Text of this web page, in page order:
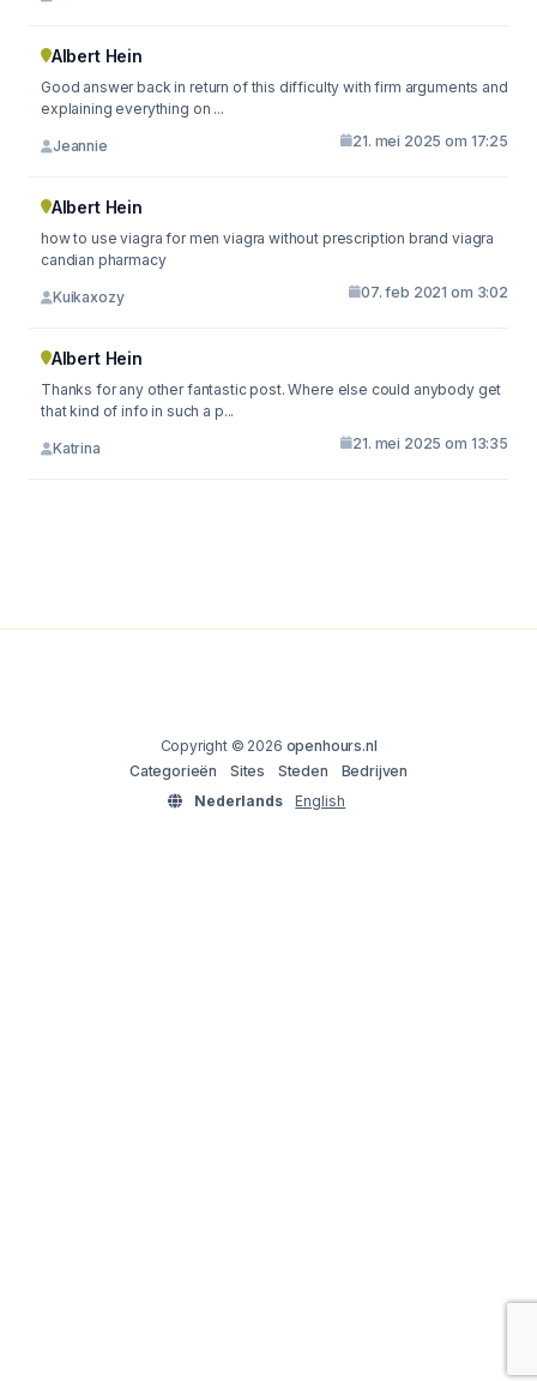
Albert Hein
Good answer back in return of this difficulty with firm arguments and
explaining everything on ...
Jeannie 21. mei 2025 om 17:25
Albert Hein
how to use viagra for men viagra without prescription brand viagra
candian pharmacy
Kuikaxozy 07. feb 2021 om 3:02
Albert Hein
Thanks for any other fantastic post. Where else could anybody get
that kind of info in such a p...
Katrina 21. mei 2025 om 13:35
Copyright © 2026 openhours.nl
Categorieën
Sites Steden
Bedrijven
Nederlands
English